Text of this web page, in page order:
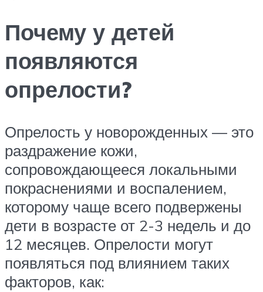
Почему у детей
появляются
опрелости?
Опрелость у новорожденных — это
раздражение кожи,
сопровождающееся локальными
покраснениями и воспалением,
которому чаще всего подвержены
дети в возрасте от 2-3 недель и до
12 месяцев. Опрелости могут
появляться под влиянием таких
факторов, как: